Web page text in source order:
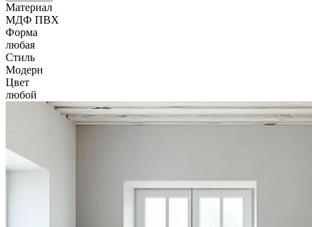
Материал
МДФ ПВХ
Форма
любая
Стиль
Модерн
Цвет
любой